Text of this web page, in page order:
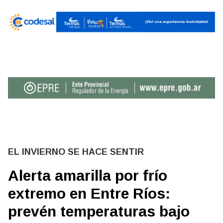
EL INVIERNO SE HACE SENTIR
Alerta amarilla por frío
extremo en Entre Ríos:
prevén temperaturas bajo